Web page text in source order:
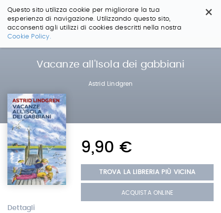
×
Questo sito utilizza cookie per migliorare la tua
esperienza di navigazione. Utilizzando questo sito,
acconsenti agli utilizzi di cookies descritti nella nostra
Cookie Policy.
Salta
Vacanze all'Isola dei gabbiani
Astrid Lindgren
Dettagli
9,90 €
TROVA LA LIBRERIA PIÙ VICINA
ACQUISTA ONLINE